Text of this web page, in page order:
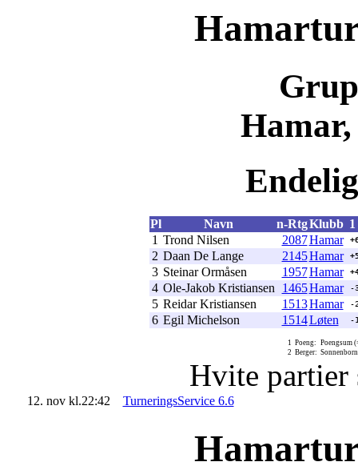
Hamar,
Pl Navn n-RtgKlubb 1
1 Trond Nilsen 2087Hamar
2 Daan De Lange 2145Hamar
3 Steinar Ormåsen 1957Hamar
4 Ole-Jakob Kristiansen 1465Hamar -
5 Reidar Kristiansen 1513Hamar -
6 Egil Michelson 1514Løten -
1 Poeng: Poengsum
2 Berger:
Hvite partier
12. nov kl.22:42 TurneringsService 6.6